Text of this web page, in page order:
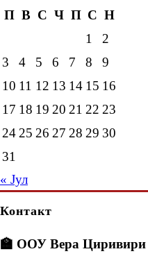
П В С Ч П С Н
1
2
3
4 5 6 7 8
9
10 11 12 13 14 15 16
17 18 19 20 21 22 23
24 25 26 27 28 29 30
31
« Јул
Контакт
🏫 ООУ Вера Циривири